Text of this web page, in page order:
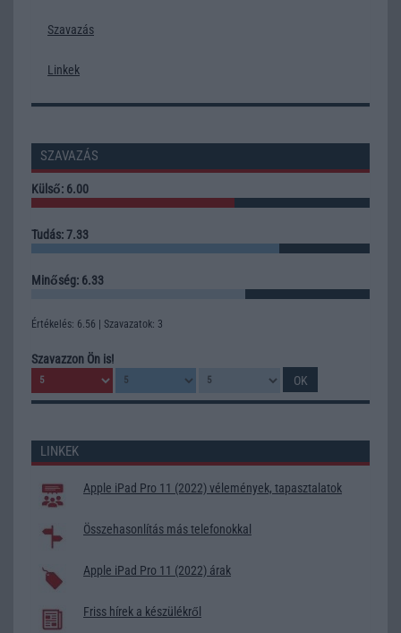
Szavazás
Linkek
SZAVAZÁS
Külső: 6.00
Tudás: 7.33
Minőség: 6.33
Értékelés: 6.56 | Szavazatok: 3
Szavazzon Ön is!
LINKEK
Apple iPad Pro 11 (2022) vélemények, tapasztalatok
Összehasonlítás más telefonokkal
Apple iPad Pro 11 (2022) árak
Friss hírek a készülékről